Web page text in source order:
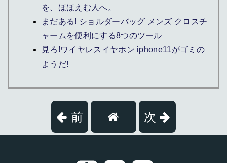
を、ほほえむ人へ。
まだある! ショルダーバッグ メンズ クロスチ
ャームを便利にする8つのツール
見ろ!ワイヤレスイヤホン iphone11がゴミの
ようだ!
前 次